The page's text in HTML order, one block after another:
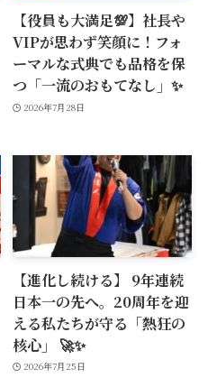
【役員も大満足💯】社長や
VIPが思わず笑顔に！フォ
ーマルな式典でも品格を保
つ「一流のおもてなし」✨
2026年7月28日
【進化し続ける】 9年連続
日本一の先へ。20周年を迎
える私たちが守る「熱狂の
核心」 🚀✨
2026年7月25日